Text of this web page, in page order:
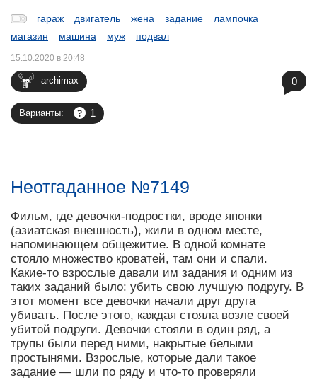
гараж двигатель жена задание
лампочка
магазин
машина муж подвал
archimax
15.10.2020 в 20:48
Варианты: 1
0
Неотгаданное №7149
Фильм, где девочки-подростки, вроде японки
(азиатская внешность), жили в одном месте,
напоминающем общежитие. В одной комнате
стояло множество кроватей, там они и спали.
Какие-то взрослые давали им задания и одним из
таких заданий было: убить свою лучшую подругу. В
этот момент все девочки начали друг друга
убивать. После этого, каждая стояла возле своей
убитой подруги. Девочки стояли в один ряд, а
трупы были перед ними, накрытые белыми
простынями. Взрослые, которые дали такое
задание — шли по ряду и что-то проверяли